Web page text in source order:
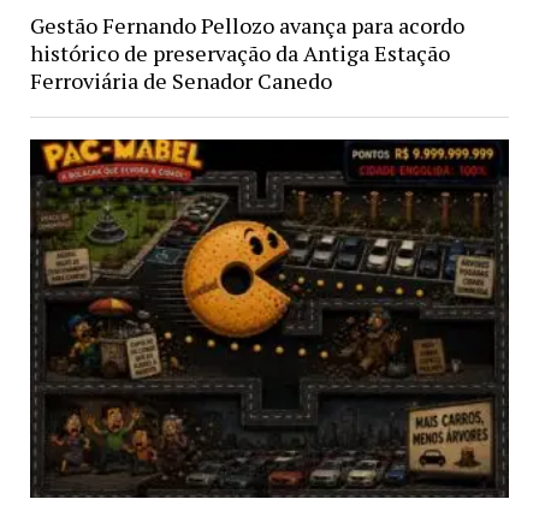
Gestão Fernando Pellozo avança para acordo
histórico de preservação da Antiga Estação
Ferroviária de Senador Canedo